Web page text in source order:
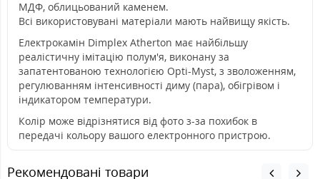
МДФ, облицьований каменем.
Всі використовувані матеріали мають найвищу якість.
Електрокамін Dimplex Atherton має найбільшу
реалістичну імітацію полум'я, виконану за
запатентованою технологією Opti-Myst, з зволоженням,
регулюванням інтенсивності диму (пара), обігрівом і
індикатором температури.
Колір може відрізнятися від фото з-за похибок в
передачі кольору вашого електронного пристрою.
Рекомендовані товари